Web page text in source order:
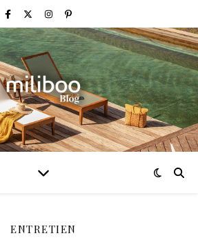
ENTRETIEN